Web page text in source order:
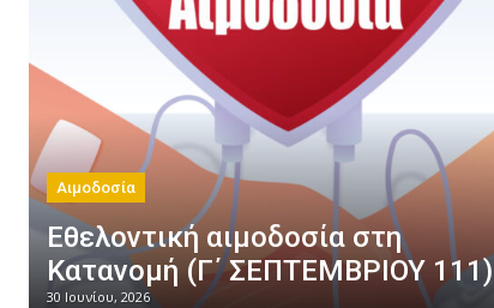
Αιμοδοσία
Εθελοντική αιμοδοσία στη
Κατανομή (Γ΄ ΣΕΠΤΕΜΒΡΙΟΥ 111)
30 Ιουνίου, 2026